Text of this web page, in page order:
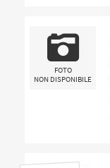
FOTO
NON DISPONIBILE